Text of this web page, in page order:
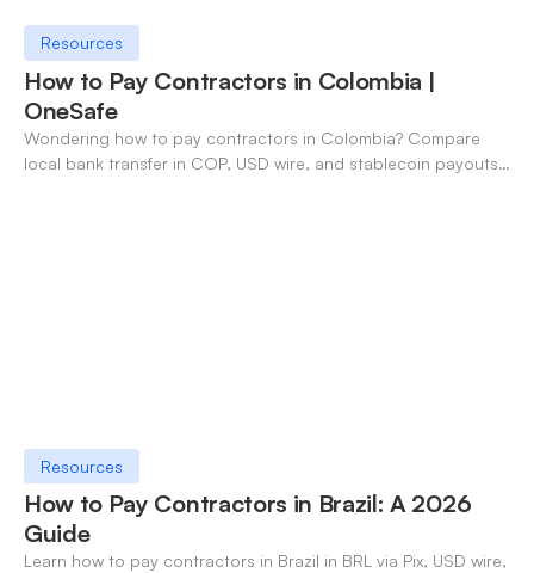
Resources
How to Pay Contractors in Colombia |
OneSafe
Wondering how to pay contractors in Colombia? Compare
local bank transfer in COP, USD wire, and stablecoin payouts.
Resources
How to Pay Contractors in Brazil: A 2026
Guide
Learn how to pay contractors in Brazil in BRL via Pix, USD wire,